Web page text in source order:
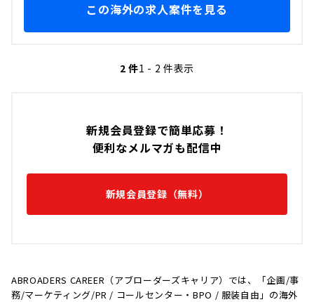
新規会員登録で簡単応募！
便利なメルマガも配信中
新規会員登録（無料）
ABROADERS CAREER（アブローダーズキャリア）では、「企画/事
務/マーケティング/PR / コールセンター・BPO / 服装自由」の海外
この海外の求人案件を見る
2 件1 - 2 件表示